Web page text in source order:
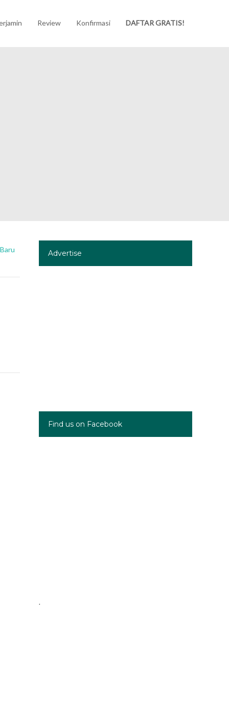
Review Konfirmasi DAFTAR GRATIS!
Advertise
Find us on Facebook
.